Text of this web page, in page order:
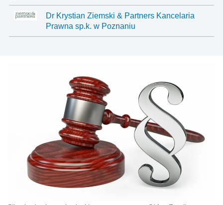
Dr Krystian Ziemski & Partners Kancelaria
Prawna sp.k. w Poznaniu